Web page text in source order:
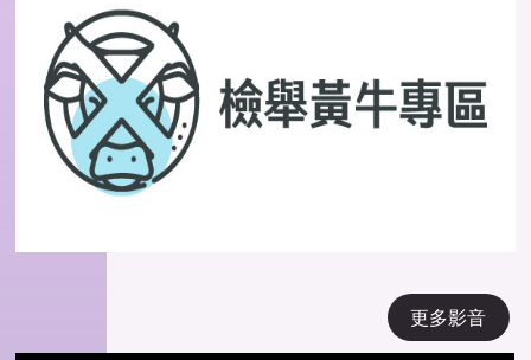
更多影音